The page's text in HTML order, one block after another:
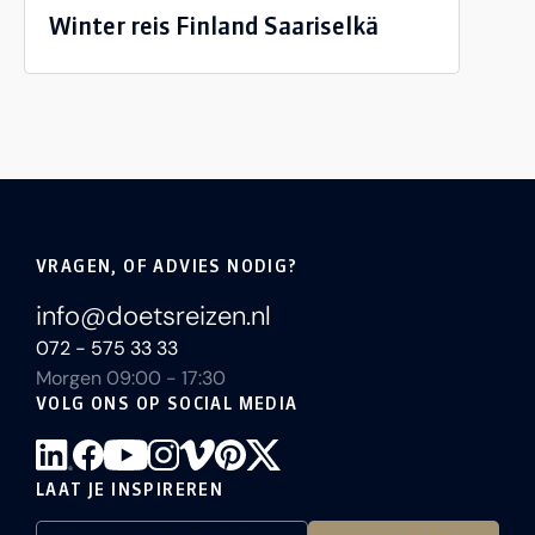
Winter reis Finland Saariselkä
VRAGEN, OF ADVIES NODIG?
info@doetsreizen.nl
072 - 575 33 33
Morgen 09:00 - 17:30
VOLG ONS OP SOCIAL MEDIA
LAAT JE INSPIREREN